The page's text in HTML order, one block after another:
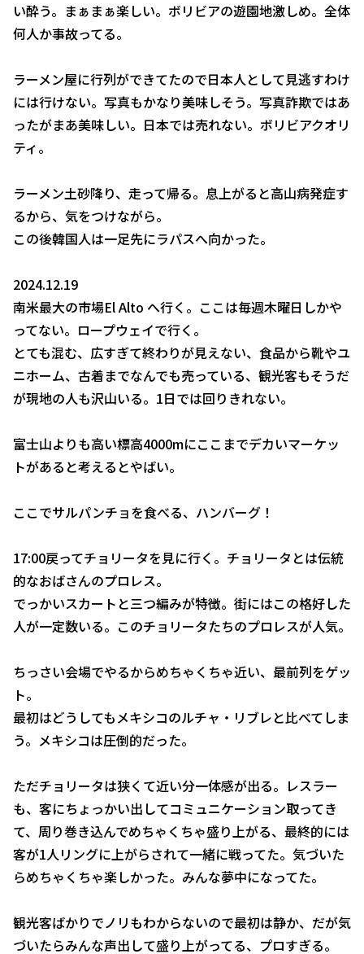
い酔う。まぁまぁ楽しい。ボリビアの遊園地激しめ。全体
何人か事故ってる。
ラーメン屋に行列ができてたので日本人として見逃すわけ
には行けない。写真もかなり美味しそう。写真詐欺ではあ
ったがまあ美味しい。日本では売れない。ボリビアクオリ
ティ。
ラーメン土砂降り、走って帰る。息上がると高山病発症す
るから、気をつけながら。
この後韓国人は一足先にラパスへ向かった。
2024.12.19
南米最大の市場El Alto へ行く。ここは毎週木曜日しかや
ってない。ロープウェイで行く。
とても混む、広すぎて終わりが見えない、食品から靴やユ
ニホーム、古着までなんでも売っている、観光客もそうだ
が現地の人も沢山いる。1日では回りきれない。
富士山よりも高い標高4000mにここまでデカいマーケッ
トがあると考えるとやばい。
ここでサルパンチョを食べる、ハンバーグ！
17:00戻ってチョリータを見に行く。チョリータとは伝統
的なおばさんのプロレス。
でっかいスカートと三つ編みが特徴。街にはこの格好した
人が一定数いる。このチョリータたちのプロレスが人気。
ちっさい会場でやるからめちゃくちゃ近い、最前列をゲッ
ト。
最初はどうしてもメキシコのルチャ・リブレと比べてしま
う。メキシコは圧倒的だった。
ただチョリータは狭くて近い分一体感が出る。レスラー
も、客にちょっかい出してコミュニケーション取ってき
て、周り巻き込んでめちゃくちゃ盛り上がる、最終的には
客が1人リングに上がらされて一緒に戦ってた。気づいた
らめちゃくちゃ楽しかった。みんな夢中になってた。
観光客ばかりでノリもわからないので最初は静か、だが気
づいたらみんな声出して盛り上がってる、プロすぎる。